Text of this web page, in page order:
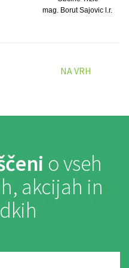
mag. Borut Sajovic l.r.
NA VRH
o vseh
akcijah in